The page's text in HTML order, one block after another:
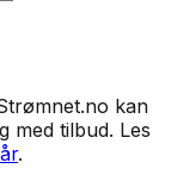
kan
med tilbud. Les
.